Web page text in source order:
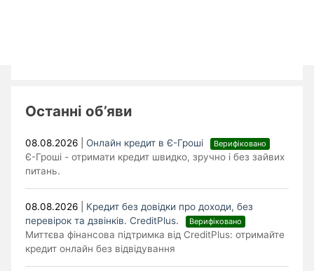
Останні об’яви
08.08.2026 |Онлайн кредит в Є-Гроші Верифіковано
Є-Гроші - отримати кредит швидко, зручно і без зайвих
питань.
08.08.2026
Кредит без довідки про доходи, без
перевірок та дзвінків. CreditPlus.
Верифіковано
Миттєва фінансова підтримка від CreditPlus: отримайте
кредит онлайн без відвідування